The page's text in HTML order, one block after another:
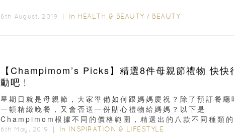
6th August, 2019 ｜ In HEALTH & BEAUTY / BEAUTY
【Champimom’s Picks】精選8件母親節禮物 快快
動吧﹗
星期日就是母親節，大家準備如何跟媽媽慶祝？除了預訂餐廳
一頓精緻晚餐，又會否送一份貼心禮物給媽媽？以下是
Champimom根據不同的價格範圍，精選出的八款不同種類
物：5000元以下1...
6th May, 2019 ｜ In INSPIRATION & LIFESTYLE